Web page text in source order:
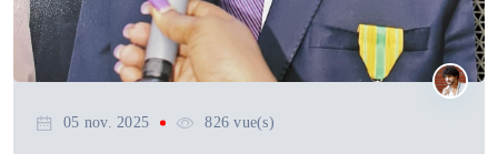
05 nov. 2025 826 vue(s)